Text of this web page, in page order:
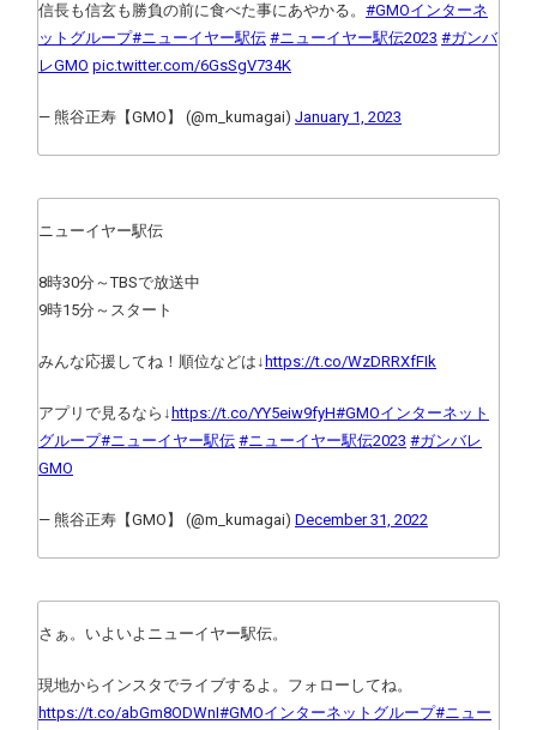
信長も信玄も勝負の前に食べた事にあやかる。 #GMOインターネ
ットグループ#ニューイヤー駅伝 #ニューイヤー駅伝2023 #ガンバ
レGMO pic.twitter.com/6GsSgV734K
— 熊谷正寿【GMO】 (@m_kumagai) January 1, 2023
ニューイヤー駅伝
8時30分～TBSで放送中
9時15分～スタート
みんな応援してね！順位などは↓ https://t.co/WzDRRXfFIk
アプリで見るなら↓ https://t.co/YY5eiw9fyH#GMOインターネット
グループ#ニューイヤー駅伝 #ニューイヤー駅伝2023 #ガンバレ
GMO
— 熊谷正寿【GMO】 (@m_kumagai) December 31, 2022
さぁ。いよいよニューイヤー駅伝。
現地からインスタでライブするよ。フォローしてね。
https://t.co/abGm8ODWnI#GMOインターネットグループ#ニュー